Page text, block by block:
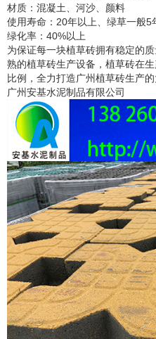
材质：混凝土、河沙、颜料
使用寿命： 20年以上、绿草一般5
绿化率： 40%以上
为保证每一块植草砖拥有稳定的
熟的植草砖生产设备，植草砖在
比例，全力打造广州植草砖生产的
广州安基水泥制品有限公司